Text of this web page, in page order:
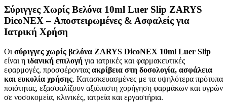
Σύριγγες Χωρίς Βελόνα 10ml Luer Slip ZARYS
DicoNEX – Αποστειρωμένες & Ασφαλείς για
Ιατρική Χρήση
Οι σύριγγες χωρίς βελόνα ZARYS DicoNEX 10ml Luer Slip
είναι η ιδανική επιλογή για ιατρικές και φαρμακευτικές
εφαρμογές, προσφέροντας ακρίβεια στη δοσολογία, ασφάλεια
και ευκολία χρήσης. Κατασκευασμένες με τα υψηλότερα πρότυπα
ποιότητας, εξασφαλίζουν αξιόπιστη χορήγηση φαρμάκων και υγρών
σε νοσοκομεία, κλινικές, ιατρεία και εργαστήρια.